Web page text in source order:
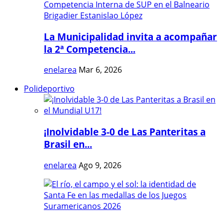
La Municipalidad invita a acompañar
la 2ª Competencia...
enelarea Mar 6, 2026
Polideportivo
¡Inolvidable 3-0 de Las Panteritas a
Brasil en...
enelarea Ago 9, 2026